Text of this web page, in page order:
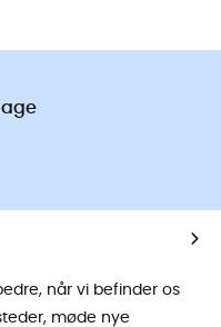
når vi befinder os
møde nye